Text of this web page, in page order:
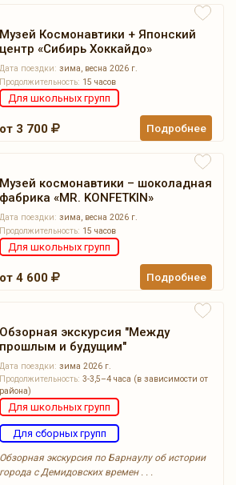
Музей Космонавтики + Японский
центр «Сибирь Хоккайдо»
Дата поездки: зима, весна 2026 г.
Продолжительность: 15 часов
Для школьных групп
от 3 700 Подробнее
Музей космонавтики – шоколадная
фабрика «MR. KONFETKIN»
Дата поездки: зима, весна 2026 г.
Продолжительность: 15 часов
Для школьных групп
от 4 600 Подробнее
Обзорная экскурсия "Между
прошлым и будущим"
Дата поездки: зима 2026 г.
Продолжительность: 3-3,5–4 часа (в зависимости от
района)
Для школьных групп
Для сборных групп
Обзорная экскурсия по Барнаулу об истории
города с Демидовских времен . . .